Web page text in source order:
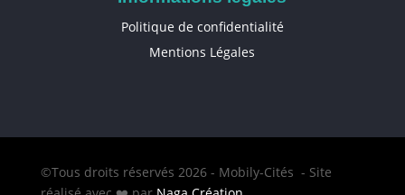
Politique de confidentialité
Mentions Légales
©Tous droits réservés 2026 - Mobily-Cités - Site